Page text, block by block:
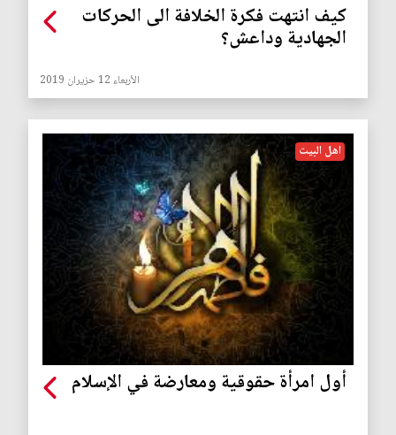
كيف انتهت فكرة الخلافة الى الحركات
الجهادية وداعش؟
الأربعاء 12 حزيران 2019
اهل البيت
أول امرأة حقوقية ومعارضة في الإسلام